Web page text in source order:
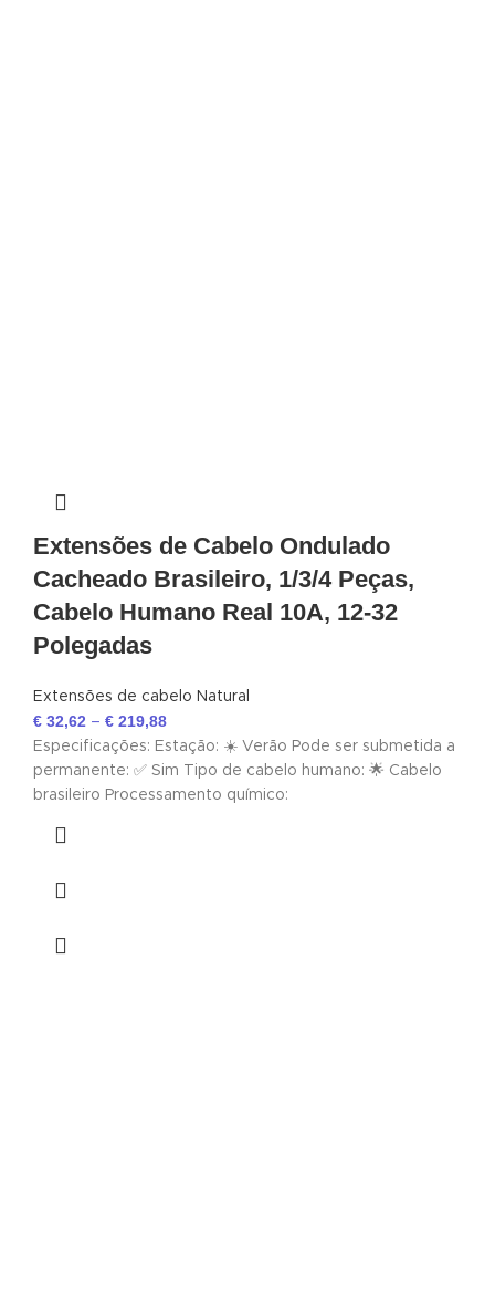
Extensões de Cabelo Ondulado
Cacheado Brasileiro, 1/3/4 Peças,
Cabelo Humano Real 10A, 12-32
Polegadas
Extensões de cabelo Natural
€ 32,62 – € 219,88
Especificações: Estação: ☀️ Verão Pode ser submetida a
permanente: ✅ Sim Tipo de cabelo humano: 🌟 Cabelo
brasileiro Processamento químico: